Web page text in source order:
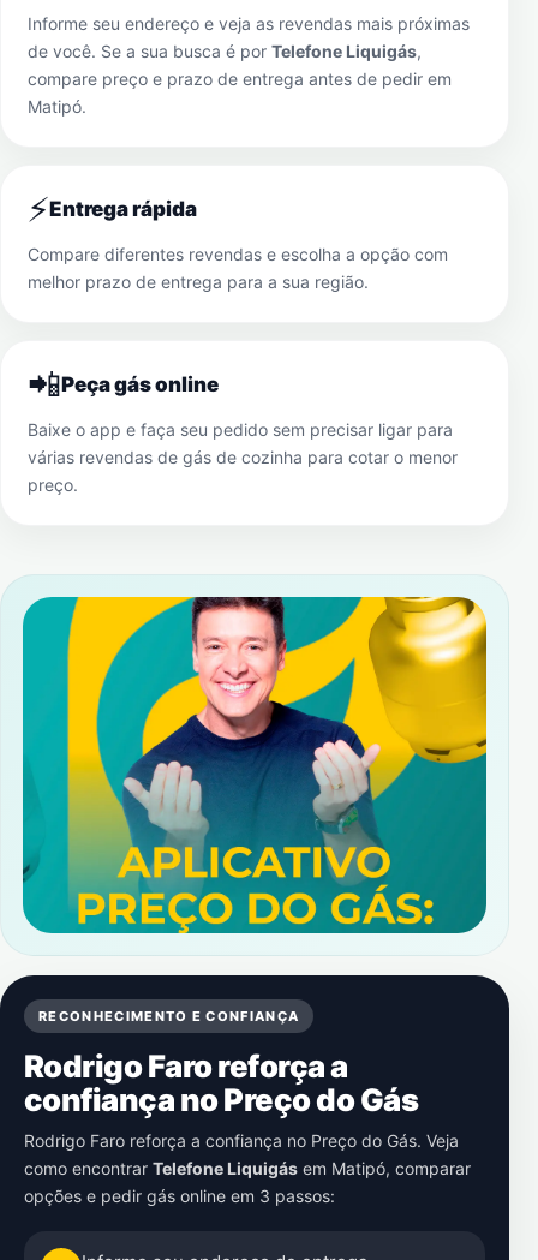
Informe seu endereço e veja as revendas mais próximas
de você. Se a sua busca é por Telefone Liquigás,
compare preço e prazo de entrega antes de pedir em
Matipó.
⚡Entrega rápida
Compare diferentes revendas e escolha a opção com
melhor prazo de entrega para a sua região.
📲Peça gás online
Baixe o app e faça seu pedido sem precisar ligar para
várias revendas de gás de cozinha para cotar o menor
preço.
RECONHECIMENTO E CONFIANÇA
Rodrigo Faro reforça a
confiança no Preço do Gás
Rodrigo Faro reforça a confiança no Preço do Gás. Veja
como encontrar Telefone Liquigás em Matipó, comparar
opções e pedir gás online em 3 passos: